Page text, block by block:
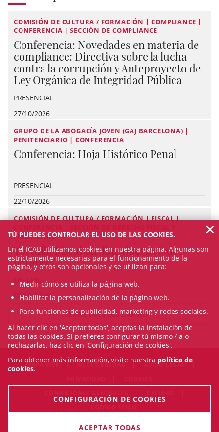
COMISIÓN DE CULTURA / FORMACIÓN | COMPLIANCE |
CONFERENCIA | SECCIÓN DE COMPLIANCE
Conferencia: Novedades en materia de
compliance: Directiva sobre la lucha
contra la corrupción y Anteproyecto de
Ley Orgánica de Integridad Pública
PRESENCIAL
27/10/2026
GRUPO DE LA ABOGACÍA JOVEN (GAJ BARCELONA) |
PENITENCIARIO | CONFERENCIA
Conferencia: Hoja Histórico Penal
PRESENCIAL
22/10/2026
COMISIÓN DE CULTURA / FORMACIÓN | FISCAL |
FINANCIERO
Tertulia Fiscal on-line (jueves 8 de
octubre)
ON-LINE
08/10/2026
VEURE TOTS ELS CURSOS
MAPA WEB ACCESIBILIDAD
AVISO LEGAL
© Sat Aug 08 12:17:58 CEST 2026 Il·lustre Col·legi de l'Advocacia
TÚ PUEDES CONTROLAR EL USO DE LAS COOKIES.
En el ICAB utilizamos cookies en nuestra página. Algunas son
estrictamente necesarias para el funcionamiento de la
página, y otros son opcionales y se utilizan para:
Medir cómo se utiliza la página web.
Habilitar la personalización de la página web.
Para funciones de publicidad, marketing y redes sociales.
Al hacer clic en 'Aceptar todas', aceptas la instalación de
todas las cookies. Si prefieres configurar tú mismo / a o
rechazarlas, haz clic en 'Configuración de cookies'.
Para obtener más información, visite nuestra política de
cookies.
CONFIGURACIÓN DE COOKIES
ACEPTAR TODAS
×